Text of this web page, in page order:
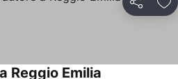
Partilhar
Reggio Emilia